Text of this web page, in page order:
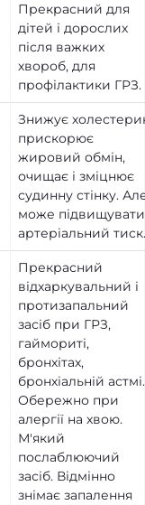
Прекрасний для
дітей і дорослих
після важких
хвороб, для
профілактики ГРЗ.
Знижує
прискорює
жировий обмін,
очищає і зміцнює
судинну стінку.
може підвищувати
артеріальний тиск.
Прекрасний
відхаркувальний і
протизапальний
засіб при ГРЗ,
гаймориті,
бронхітах,
бронхіальній астмі.
Обережно при
алергії на хвою.
М'який
послаблюючий
засіб. Відмінно
знімає запалення